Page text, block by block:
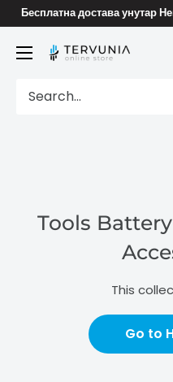
Skip
content
Бесплатна достава унутар
TERVUNIA
Stores
Tools
This
Go to